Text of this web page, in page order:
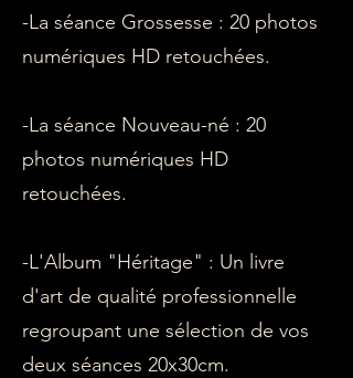
​-La séance Grossesse : 20 photos
numériques HD retouchées.
​-La séance Nouveau-né : 20
photos numériques HD
retouchées.
​-L'Album "Héritage" : Un livre
d'art de qualité professionnelle
regroupant une sélection de vos
deux séances 20x30cm.